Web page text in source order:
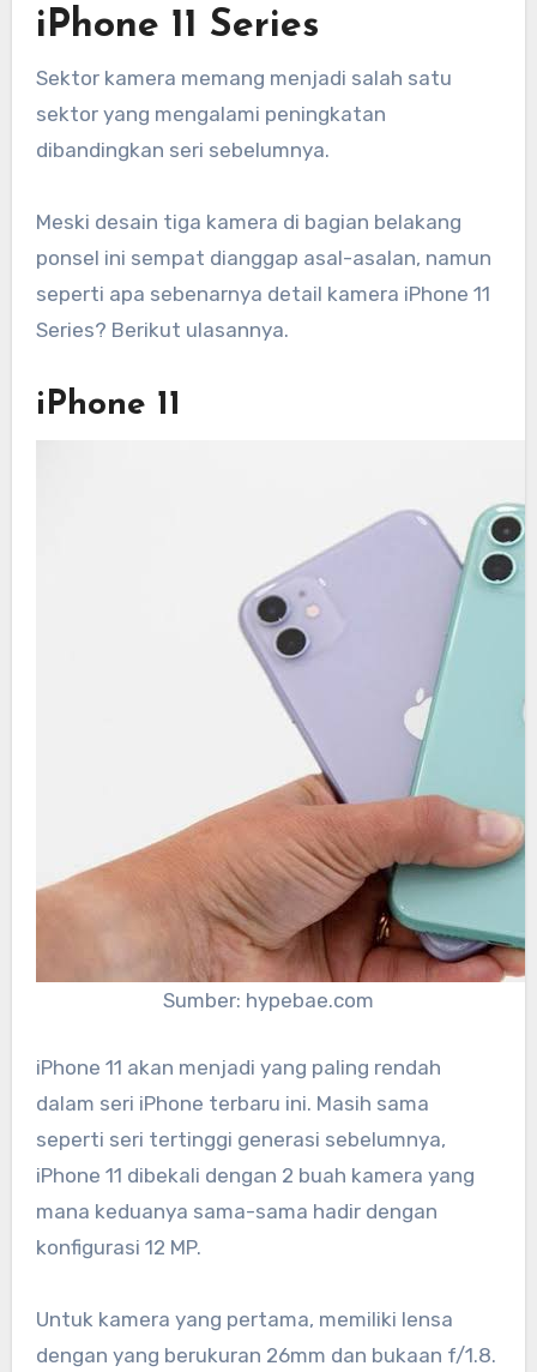
iPhone 11 Series
Sektor kamera memang menjadi salah satu
sektor yang mengalami peningkatan
dibandingkan seri sebelumnya.
Meski desain tiga kamera di bagian belakang
ponsel ini sempat dianggap asal-asalan, namun
seperti apa sebenarnya detail kamera iPhone 11
Series? Berikut ulasannya.
iPhone 11
Sumber: hypebae.com
iPhone 11 akan menjadi yang paling rendah
dalam seri iPhone terbaru ini. Masih sama
seperti seri tertinggi generasi sebelumnya,
iPhone 11 dibekali dengan 2 buah kamera yang
mana keduanya sama-sama hadir dengan
konfigurasi 12 MP.
Untuk kamera yang pertama, memiliki lensa
dengan yang berukuran 26mm dan bukaan f/1.8.